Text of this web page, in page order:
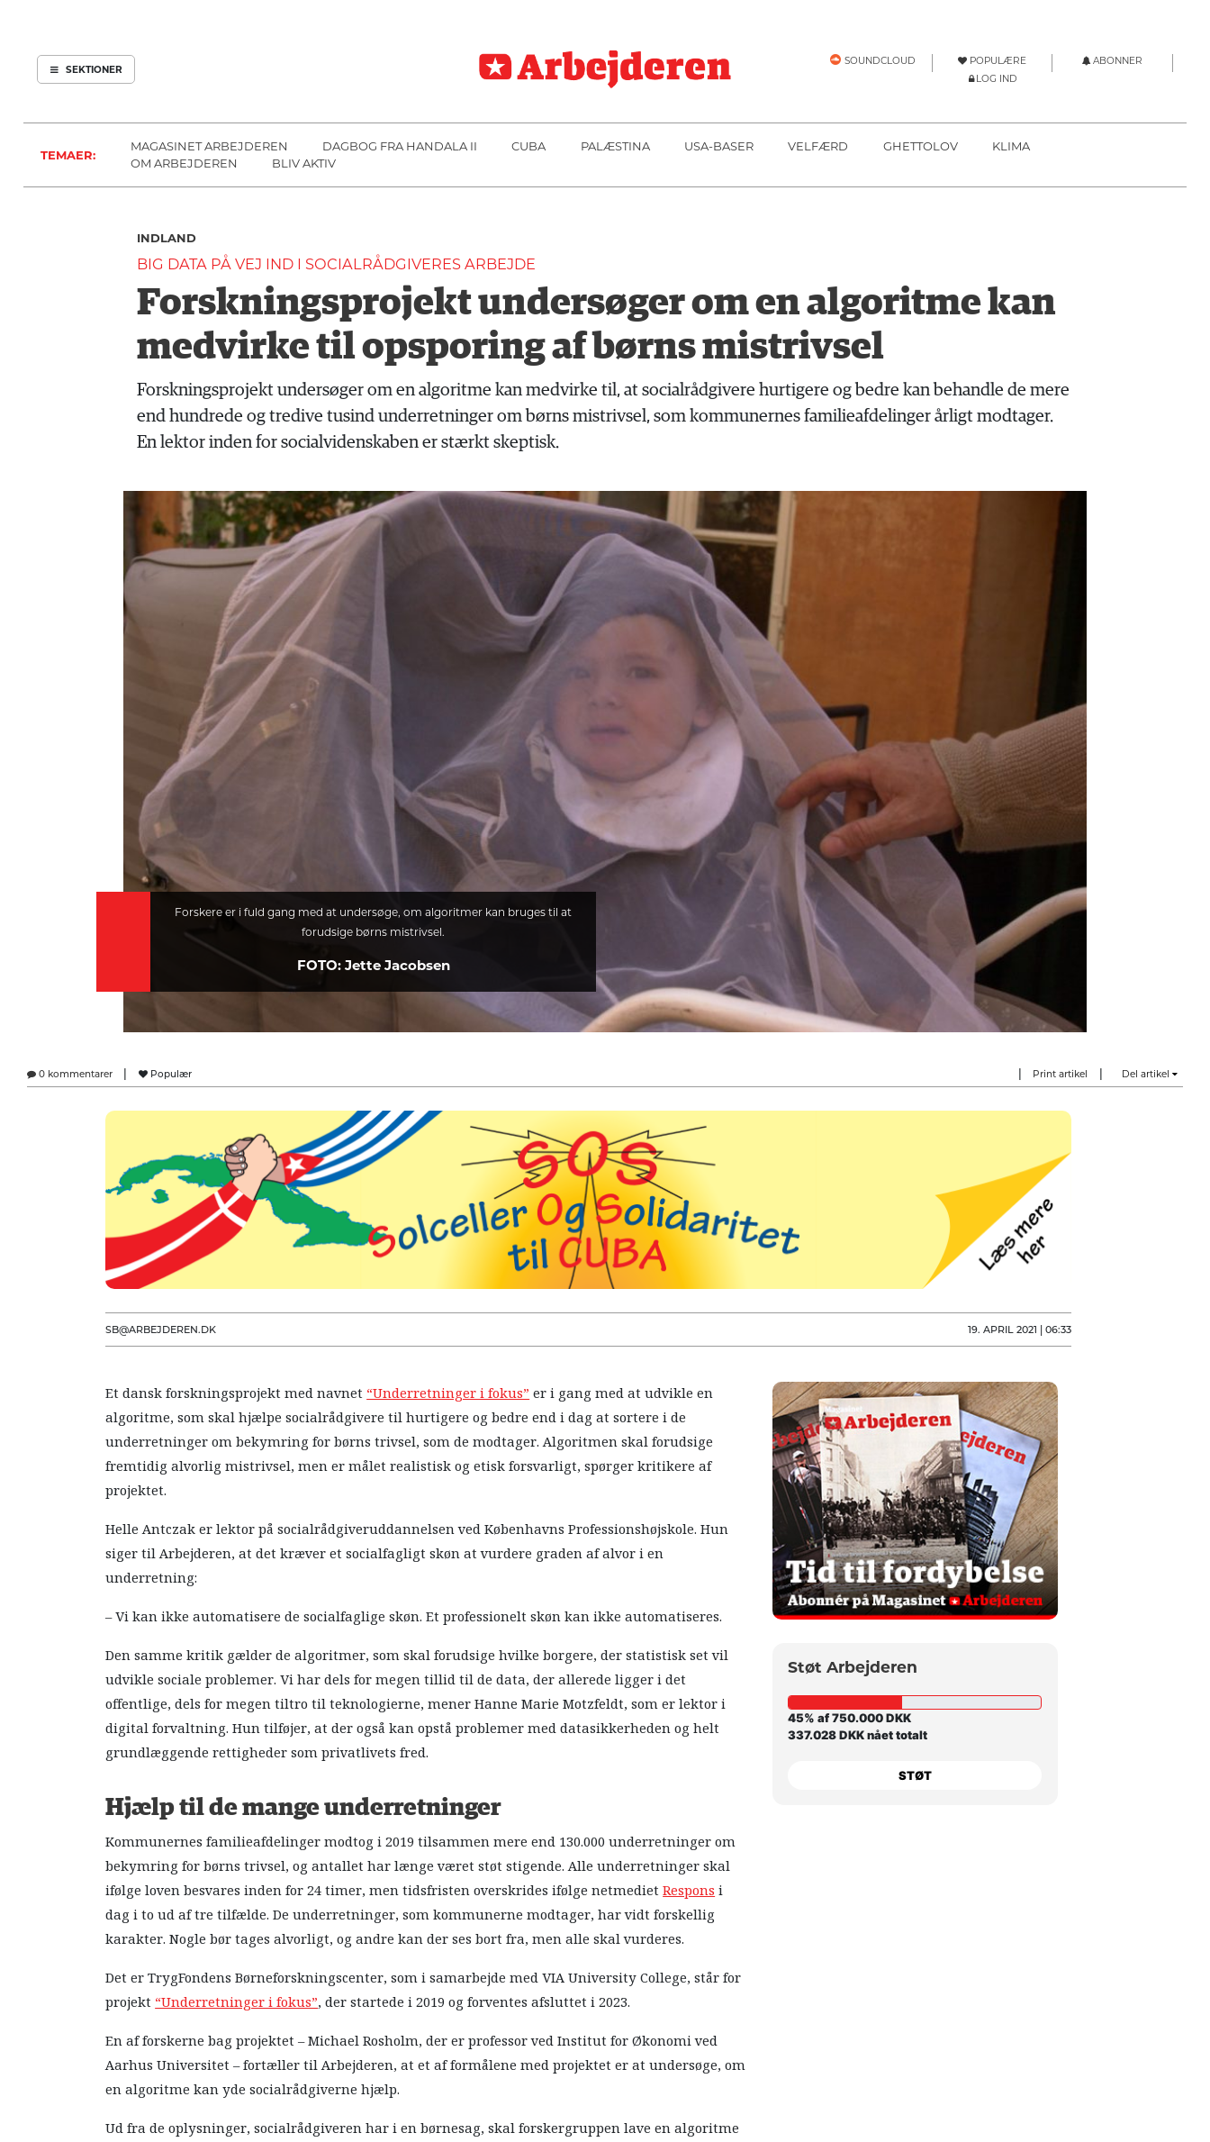
SEKTIONER
ARBEJDEREN
MENER
UDLAND
LÆSER
LÆSER
SOUNDCLOUD
ABONNER
LOG IND
OM
SEKTIONER
SOUNDCLOUD POPULÆRE
ABONNER
LOG IND
TEMAER:
MAGASINET ARBEJDEREN DAGBOG FRA HANDALA II CUBA PALÆSTINA USA-BASER VELFÆRD GHETTOLOV
KLIMA
OM ARBEJDEREN
BLIV AKTIV
INDLAND
BIG DATA PÅ VEJ IND I SOCIALRÅDGIVERES ARBEJDE
Forskningsprojekt undersøger om en algoritme kan
medvirke til opsporing af børns mistrivsel
Forskningsprojekt undersøger om en algoritme kan medvirke til, at socialrådgivere hurtigere og bedre kan behandle de mere
end hundrede og tredive tusind underretninger om børns mistrivsel, som kommunernes familieafdelinger årligt modtager.
En lektor inden for socialvidenskaben er stærkt skeptisk.
Forskere er i fuld gang med at undersøge, om algoritmer kan bruges til at
forudsige børns mistrivsel.
FOTO: Jette Jacobsen
0 kommentarer | Populær | Print artikel | Del artikel
SB@ARBEJDEREN.DK 19. APRIL 2021 | 06:33
Et dansk forskningsprojekt med navnet “Underretninger i fokus” er i gang med at udvikle en
algoritme, som skal hjælpe socialrådgivere til hurtigere og bedre end i dag at sortere i de
underretninger om bekymring for børns trivsel, som de modtager. Algoritmen skal forudsige
fremtidig alvorlig mistrivsel, men er målet realistisk og etisk forsvarligt, spørger kritikere af
projektet.
Helle Antczak er lektor på socialrådgiveruddannelsen ved Københavns Professionshøjskole. Hun
siger til Arbejderen, at det kræver et socialfagligt skøn at vurdere graden af alvor i en
underretning:
– Vi kan ikke automatisere de socialfaglige skøn. Et professionelt skøn kan ikke automatiseres.
Den samme kritik gælder de algoritmer, som skal forudsige hvilke borgere, der statistisk set vil
udvikle sociale problemer. Vi har dels for megen tillid til de data, der allerede ligger i det
offentlige, dels for megen tiltro til teknologierne, mener Hanne Marie Motzfeldt, som er lektor i
digital forvaltning. Hun tilføjer, at der også kan opstå problemer med datasikkerheden og helt
grundlæggende rettigheder som privatlivets fred.
Hjælp til de mange underretninger
Kommunernes familieafdelinger modtog i 2019 tilsammen mere end 130.000 underretninger om
bekymring for børns trivsel, og antallet har længe været støt stigende. Alle underretninger skal
ifølge loven besvares inden for 24 timer, men tidsfristen overskrides ifølge netmedietRespons i
dag i to ud af tre tilfælde. De underretninger, som kommunerne modtager, har vidt forskellig
karakter. Nogle bør tages alvorligt, og andre kan der ses bort fra, men alle skal vurderes.
Det er TrygFondens Børneforskningscenter, som i samarbejde med VIA University College, står for
projekt “Underretninger i fokus”, der startede i 2019 og forventes afsluttet i 2023.
En af forskerne bag projektet – Michael Rosholm, der er professor ved Institut for Økonomi ved
Aarhus Universitet – fortæller til Arbejderen, at et af formålene med projektet er at undersøge, om
en algoritme kan yde socialrådgiverne hjælp.
Ud fra de oplysninger, socialrådgiveren har i en børnesag, skal forskergruppen lave en algoritme
Støt Arbejderen
45% af 750.000 DKK
337.028 DKK nået totalt
STØT